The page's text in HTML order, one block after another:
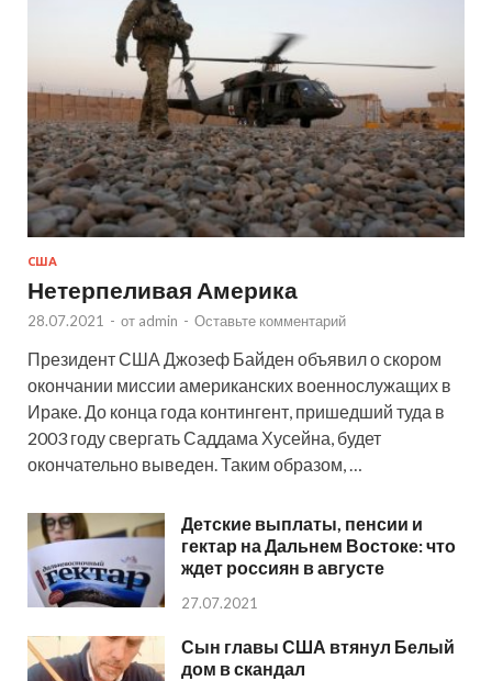
США
Нетерпеливая Америка
28.07.2021 - от admin - Оставьте комментарий
Президент США Джозеф Байден объявил о скором
окончании миссии американских военнослужащих в
Ираке. До конца года контингент, пришедший туда в
2003 году свергать Саддама Хусейна, будет
окончательно выведен. Таким образом, …
Детские выплаты, пенсии и
гектар на Дальнем Востоке: что
ждет россиян в августе
27.07.2021
Сын главы США втянул Белый
дом в скандал